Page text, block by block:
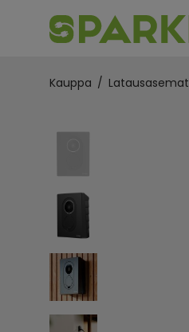
Kauppa / Latausasemat